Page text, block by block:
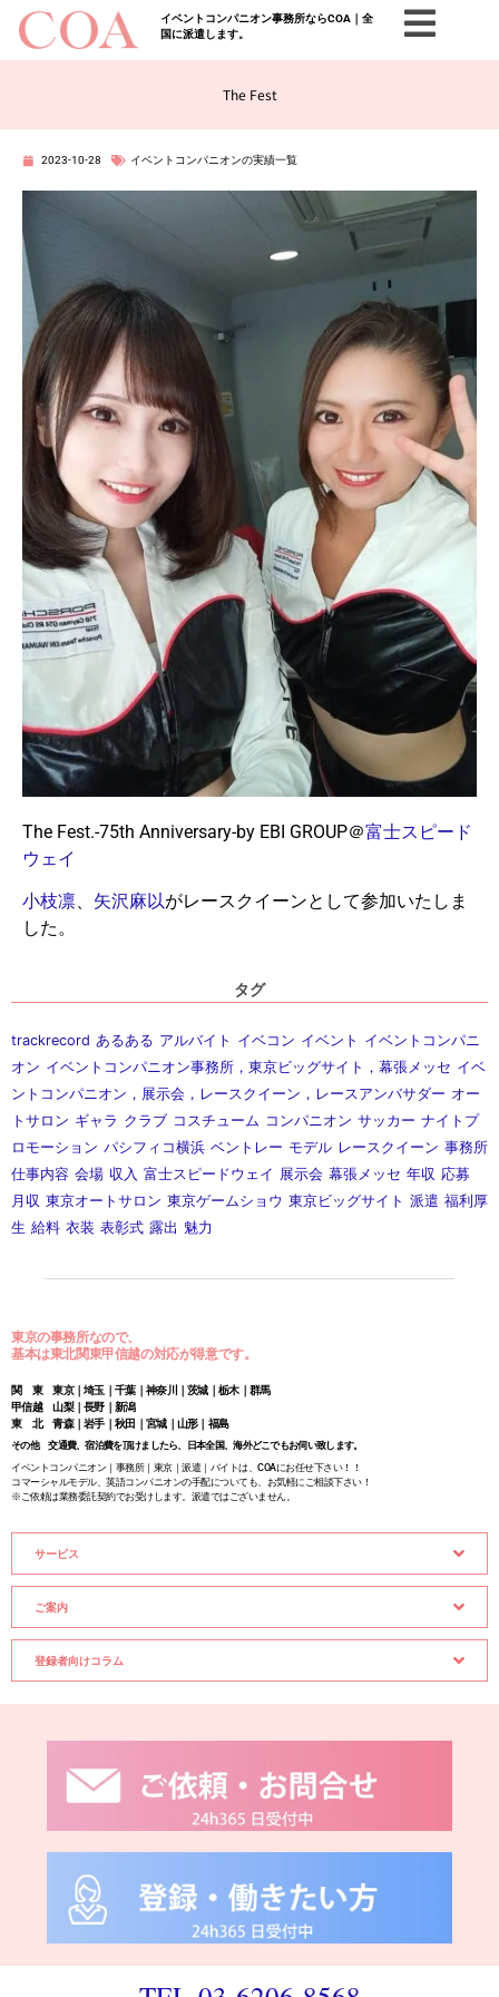
イベントコンパニオン事務所ならCOA｜全
国に派遣します。
The Fest
2023-10-28 イベントコンパニオンの実績一覧
The Fest.-75th Anniversary-by EBI GROUP＠富士スピード
ウェイ
小枝凛、 矢沢麻以がレースクイーンとして参加いたしま
した。
タグ
trackrecord あるある アルバイト イベコン イベント イベントコンパニ
オン イベントコンパニオン事務所，東京ビッグサイト，幕張メッセ イベ
ントコンパニオン，展示会，レースクイーン，レースアンバサダー オー
トサロン ギャラ クラブ コスチューム コンパニオン サッカー ナイトプ
ロモーション パシフィコ横浜 ベントレー モデル レースクイーン 事務所
仕事内容 会場 収入 富士スピードウェイ 展示会 幕張メッセ 年収 応募
月収 東京オートサロン 東京ゲームショウ 東京ビッグサイト 派遣 福利厚
生 給料 衣装 表彰式 露出 魅力
東京の事務所なので、
基本は東北関東甲信越の対応が得意です。
関 東 東京｜埼玉｜千葉｜神奈川｜茨城｜栃木｜群馬
甲信越 山梨｜長野｜新潟
東 北 青森｜岩手｜秋田｜宮城｜山形｜福島
その他 交通費、宿泊費を頂けましたら、日本全国、海外どこでもお伺い致します。
イベントコンパニオン｜事務所｜東京｜派遣｜バイトは、COAにお任せ下さい！！
コマーシャルモデル、英語コンパニオンの手配についても、お気軽にご相談下さい！
※ご依頼は業務委託契約でお受けします。派遣ではございません。
サービス
ご案内
登録者向けコラム